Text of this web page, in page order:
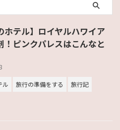
ホテル】ロイヤルハワイア
！ピンクパレスはこんなと
ル 旅行の準備をする
旅行記